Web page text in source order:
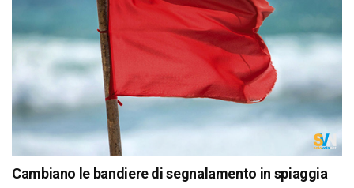
Cambiano le bandiere di segnalamento in spiaggia